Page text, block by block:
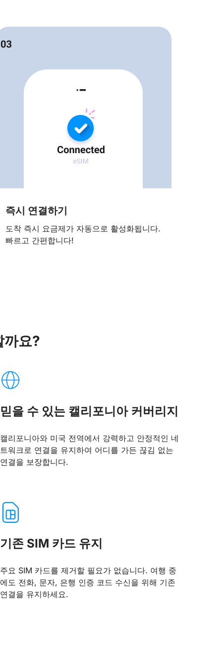
즉시 연결하기
도착 즉시 요금제가 자동으로 활성화됩니다.
빠르고 간편합니다!
까요?
믿을 수 있는 캘리포니아 커버리지
캘리포니아와 미국 전역에서 강력하고 안정적인 네
트워크로 연결을 유지하여 어디를 가든 끊김 없는
연결을 보장합니다.
기존 SIM 카드 유지
주요 SIM 카드를 제거할 필요가 없습니다. 여행 중
에도 전화, 문자, 은행 인증 코드 수신을 위해 기존
연결을 유지하세요.